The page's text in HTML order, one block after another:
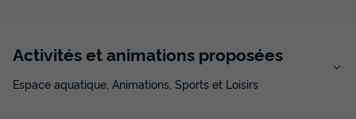
Activités et animations proposées
Espace aquatique, Animations, Sports et Loisirs